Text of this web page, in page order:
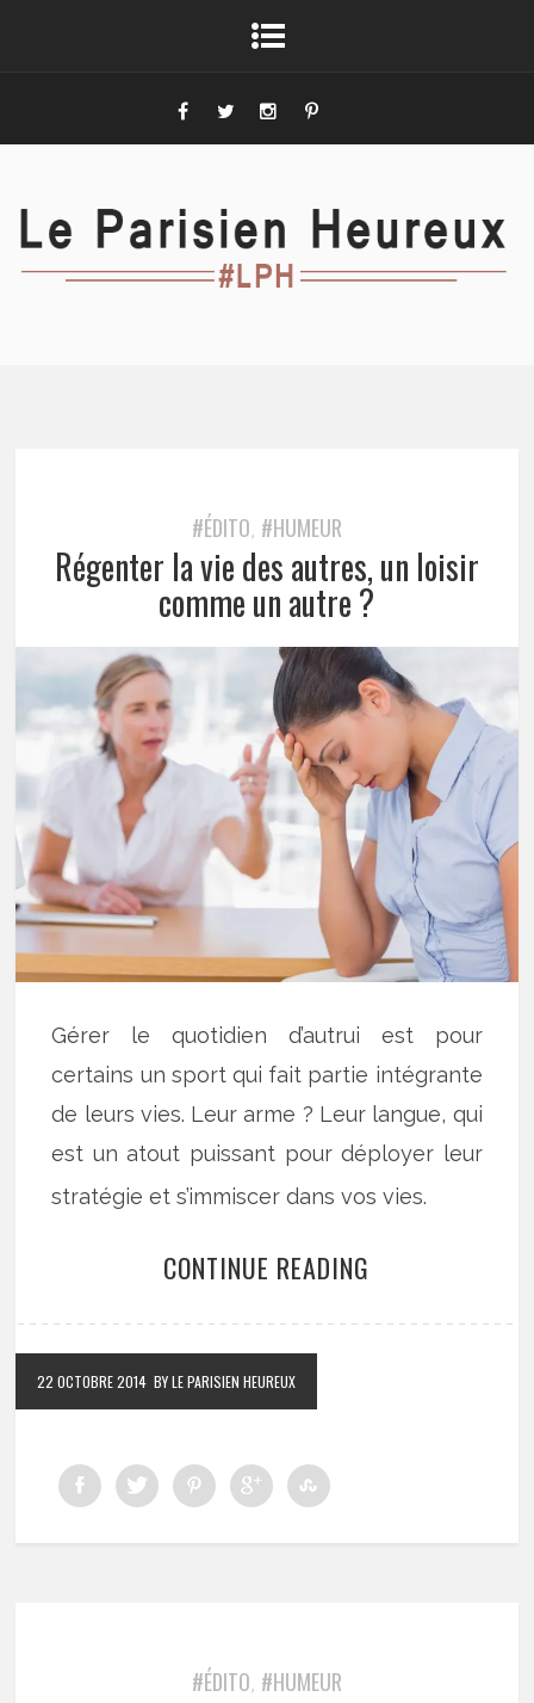
#ÉDITO, #HUMEUR
Régenter la vie des autres, un loisir
comme un autre ?
Gérer le quotidien d’autrui est pour
certains un sport qui fait partie intégrante
de leurs vies. Leur arme ? Leur langue, qui
est un atout puissant pour déployer leur
stratégie et s’immiscer dans vos vies.
CONTINUE READING
22 OCTOBRE 2014 BY LE PARISIEN HEUREUX
#ÉDITO, #HUMEUR